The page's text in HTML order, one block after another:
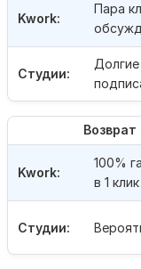
Студии:
Kwork:
Пара
Студии:
Kwork:
100%
в 1 клик